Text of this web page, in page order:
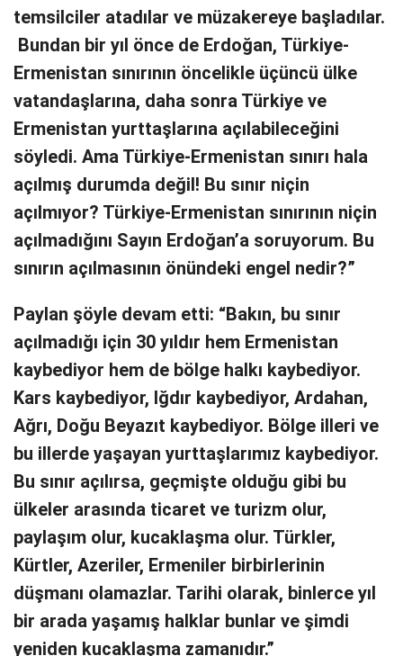
temsilciler atadılar ve müzakereye başladılar.
Bundan bir yıl önce de Erdoğan, Türkiye-
Ermenistan sınırının öncelikle üçüncü ülke
vatandaşlarına, daha sonra Türkiye ve
Ermenistan yurttaşlarına açılabileceğini
söyledi. Ama Türkiye-Ermenistan sınırı hala
açılmış durumda değil! Bu sınır niçin
açılmıyor? Türkiye-Ermenistan sınırının niçin
açılmadığını Sayın Erdoğan’a soruyorum. Bu
sınırın açılmasının önündeki engel nedir?”
Paylan şöyle devam etti: “Bakın, bu sınır
açılmadığı için 30 yıldır hem Ermenistan
kaybediyor hem de bölge halkı kaybediyor.
Kars kaybediyor, Iğdır kaybediyor, Ardahan,
Ağrı, Doğu Beyazıt kaybediyor. Bölge illeri ve
bu illerde yaşayan yurttaşlarımız kaybediyor.
Bu sınır açılırsa, geçmişte olduğu gibi bu
ülkeler arasında ticaret ve turizm olur,
paylaşım olur, kucaklaşma olur. Türkler,
Kürtler, Azeriler, Ermeniler birbirlerinin
düşmanı olamazlar. Tarihi olarak, binlerce yıl
bir arada yaşamış halklar bunlar ve şimdi
yeniden kucaklaşma zamanıdır.”